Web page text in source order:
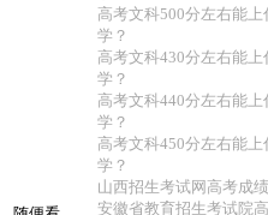
高考文科500分左右能
学？
高考文科430分左右能
学？
高考文科440分左右能
学？
高考文科450分左右能
学？
山西招生考试网高考成
安徽省教育招生考试院